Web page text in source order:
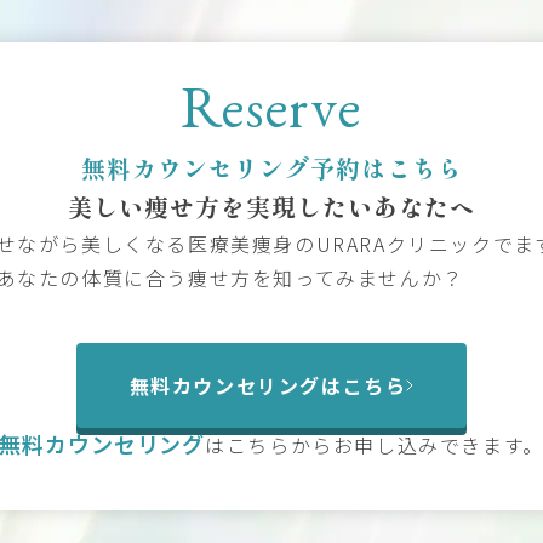
Reserve
無料カウンセリング予約はこちら
美しい痩せ方を実現したいあなたへ
ながら美しくなる医療美痩身のURARAクリニックでま
なたの体質に合う痩せ方を知ってみませんか？
無料カウンセリングはこちら
無料カウンセリングはこちらからお申し込みできます。